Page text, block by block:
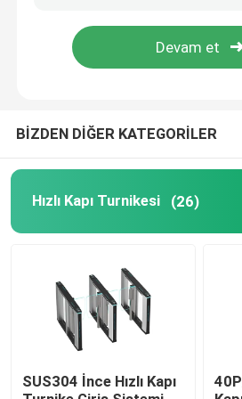
Hakkımızda
Tüm servis talepleri
Teklif isteği
BİZDEN DİĞER KATEGORİLER
Hızlı Kapı Turnikesi (26)
SUS304 İnce Hızlı Kapı